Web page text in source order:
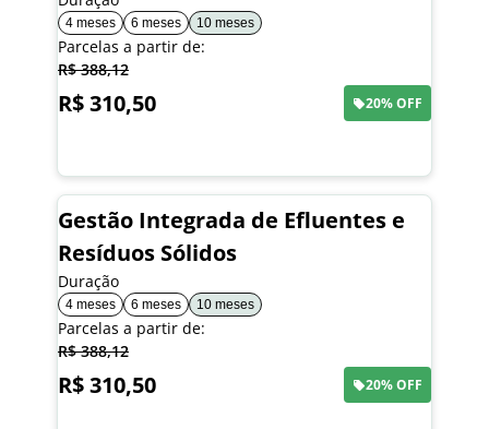
4 meses 6 meses 10 meses
Parcelas a partir de:
R$ 388,12
R$ 310,50 20% OFF
Gestão Integrada de Efluentes e
Resíduos Sólidos
Duração
4 meses 6 meses 10 meses
Parcelas a partir de:
R$ 388,12
R$ 310,50 20% OFF